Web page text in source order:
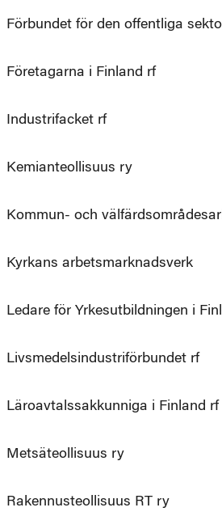
Förbundet för den offentliga
Företagarna i Finland rf
Industrifacket rf
Kemianteollisuus ry
Kommun- och
Kyrkans arbetsmarknadsverk
Ledare för Yrkesutbildningen i
Livsmedelsindustriförbundet rf
Läroavtalssakkunniga i Finland rf
Metsäteollisuus ry
Rakennusteollisuus RT ry